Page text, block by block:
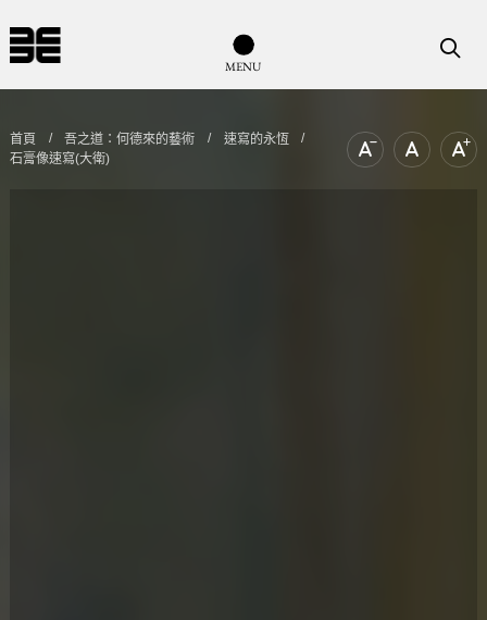
導覽列按鈕
MENU
搜尋
首頁 吾之道：何德來的藝術
速寫的永恆
石膏像速寫(大衛)
文字尺寸縮小
文字尺寸
文